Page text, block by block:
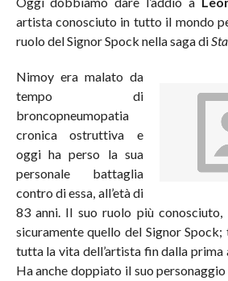
artista conosciuto in tutto il mondo
ruolo del Signor Spock nella saga di
Nimoy era malato da
tempo di
broncopneumopatia
cronica ostruttiva e
oggi ha perso la sua
personale battaglia
contro di essa, all’età di
83 anni. Il suo ruolo più
sicuramente quello del Signor
tutta la vita dell’artista fin dalla prima
Ha anche doppiato il suo